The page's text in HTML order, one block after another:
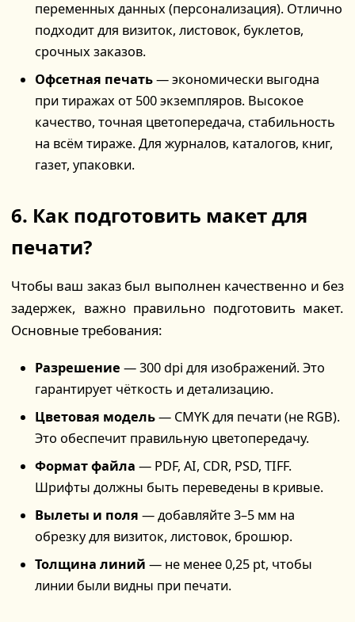
переменных данных (персонализация). Отлично
подходит для визиток, листовок, буклетов,
срочных заказов.
Офсетная печать— экономически выгодна
при тиражах от 500 экземпляров. Высокое
качество, точная цветопередача, стабильность
на всём тираже. Для журналов, каталогов, книг,
газет, упаковки.
6. Как подготовить макет для
печати?
Чтобы ваш заказ был выполнен качественно и без
задержек, важно правильно подготовить макет.
Основные требования:
Разрешение — 300 dpi для изображений. Это
гарантирует чёткость и детализацию.
Цветовая модель— CMYK для печати (не RGB).
Это обеспечит правильную цветопередачу.
Формат файла — PDF, AI, CDR, PSD, TIFF.
Шрифты должны быть переведены в кривые.
Вылеты и поля — добавляйте 3–5 мм на
обрезку для визиток, листовок, брошюр.
Толщина линий — не менее 0,25 pt, чтобы
линии были видны при печати.